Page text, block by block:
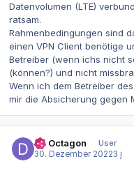
Datenvolumen (LTE)
ratsam.
Rahmenbedingungen sind
einen VPN Client benötige
Betreiber (wenn ichs nicht
(können?) und nicht
Wenn ich dem Betreiber
mir die Absicherung gegen
Dr. Octagon
User
30. Dezember 20223 j